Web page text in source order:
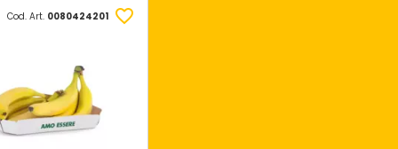
Cod. Art. 0080424201